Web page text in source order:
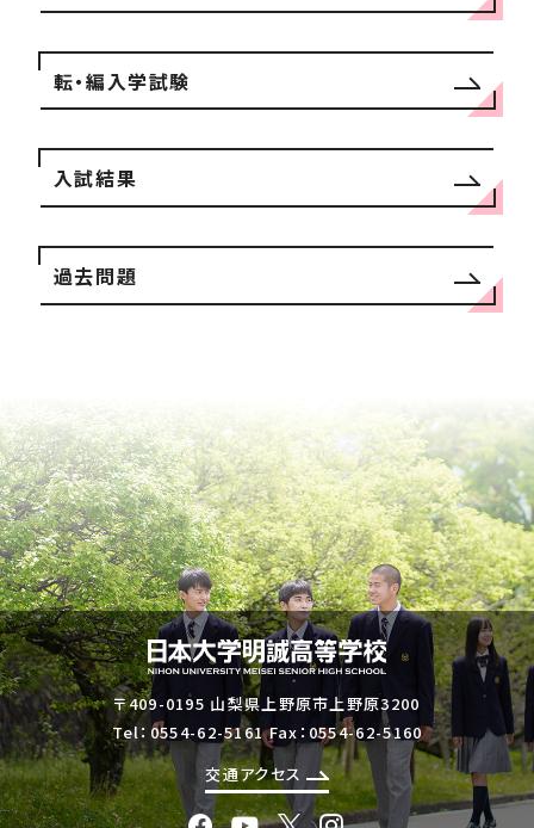
転・編入学試験
入試結果
過去問題
〒409-0195 山梨県上野原市上野原3200
Tel： 0554-62-5161Fax：0554-62-5160
交通アクセス